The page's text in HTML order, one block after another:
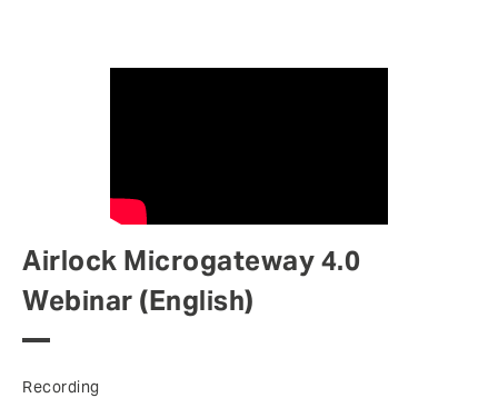
Airlock Microgateway 4.0
Webinar (English)
Recording